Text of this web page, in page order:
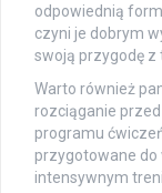
odpowiednią
czyni je dobrym
swoją przygodę z
Warto również
rozciąganie
programu
przygotowane do
intensywnym